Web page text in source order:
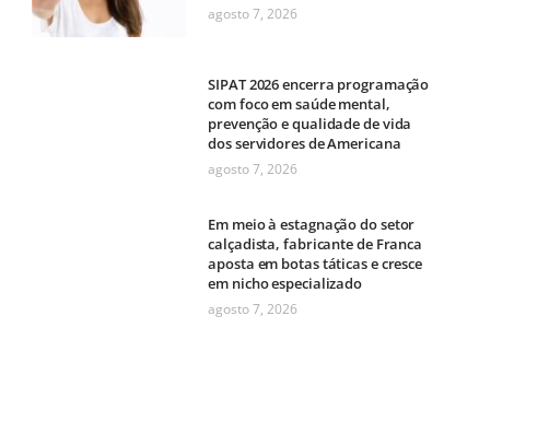
agosto 7, 2026
SIPAT 2026 encerra programação
com foco em saúde mental,
prevenção e qualidade de vida
dos servidores de Americana
agosto 7, 2026
Em meio à estagnação do setor
calçadista, fabricante de Franca
aposta em botas táticas e cresce
em nicho especializado
agosto 7, 2026